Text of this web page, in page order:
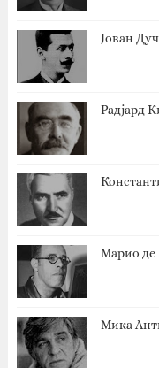
Јован
Радјард
Марио
Мика